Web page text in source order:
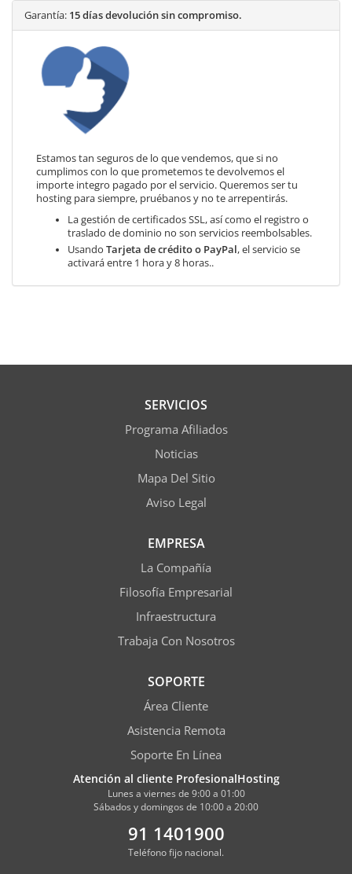
Garantía: 15 días devolución sin compromiso.
Estamos tan seguros de lo que vendemos, que si no
cumplimos con lo que prometemos te devolvemos el
importe integro pagado por el servicio. Queremos ser tu
hosting para siempre, pruébanos y no te arrepentirás.
La gestión de certificados SSL, así como el registro o
traslado de dominio no son servicios reembolsables.
Usando Tarjeta de crédito o PayPal, el servicio se
activará entre 1 hora y 8 horas..
SERVICIOS
Programa Afiliados
Noticias
Mapa Del Sitio
Aviso Legal
EMPRESA
La Compañía
Filosofía Empresarial
Infraestructura
Trabaja Con Nosotros
SOPORTE
Área Cliente
Asistencia Remota
Soporte En Línea
Atención al cliente ProfesionalHosting
Lunes a viernes de 9:00 a 01:00
Sábados y domingos de 10:00 a 20:00
91 1401900
Teléfono fijo nacional.